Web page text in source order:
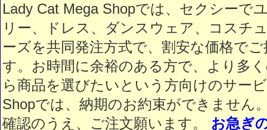
Lady Cat Mega Shopでは、セクシーで
リー、ドレス、ダンスウェア、コスチ
ーズを共同発注方式で、割安な価格で
す。お時間に余裕のある方で、より多
ら商品を選びたいという方向けのサー
Shopでは、納期のお約束ができません
確認のうえ、ご注文願います。 お急ぎ